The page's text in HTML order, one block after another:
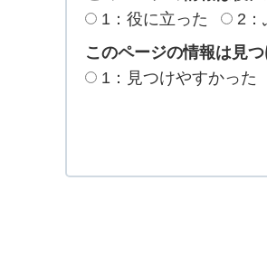
1：役に立った
2：
このページの情報は見
1：見つけやすかった